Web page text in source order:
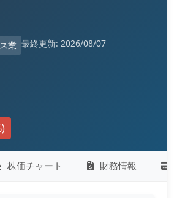
業 最終更新: 2026/08/07
株価チャート 財務情報